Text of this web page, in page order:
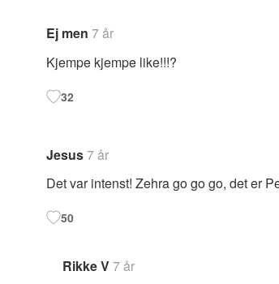
Ej men 7 år
Kjempe kjempe like!!!?
32
Jesus7 år
Det var intenst! Zehra go go go, det er
50
Rikke V7 år